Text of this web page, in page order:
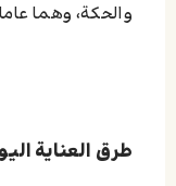
والحكة، وهما
طرق العناية